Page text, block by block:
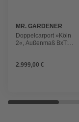
MR. GARDENER
Doppelcarport »Köln
2«, Außenmaß BxT:
2.999,00 €